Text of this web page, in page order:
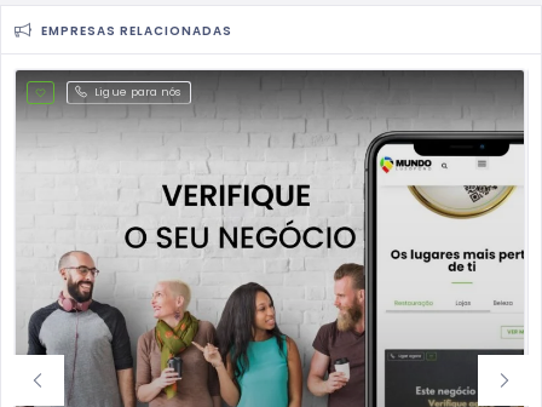
EMPRESAS RELACIONADAS
Ligue para nós